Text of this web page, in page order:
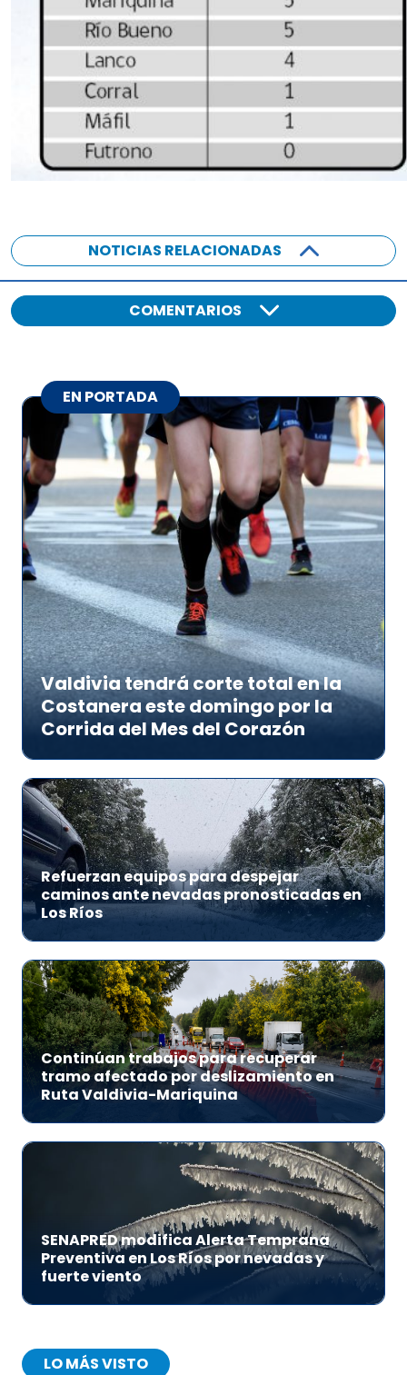
NOTICIAS RELACIONADAS
COMENTARIOS
EN PORTADA
Valdivia tendrá corte total en la
Costanera este domingo por la
Corrida del Mes del Corazón
Refuerzan equipos para despejar
caminos ante nevadas pronosticadas en
Los Ríos
Continúan trabajos para recuperar
tramo afectado por deslizamiento en
Ruta Valdivia-Mariquina
SENAPRED modifica Alerta Temprana
Preventiva en Los Ríos por nevadas y
fuerte viento
LO MÁS VISTO